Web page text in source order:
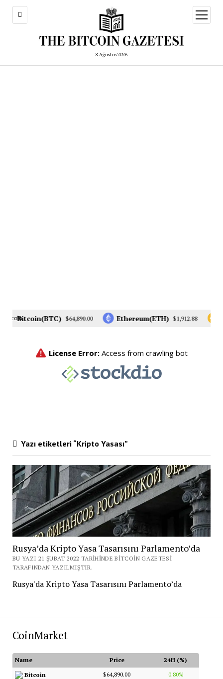
8 Ağustos 2026
aç
Bitcoin(BTC) $64,890.00 Ethereum(ETH) $1,912.88
CoinMarket
Name Price
24H (%)
Bitcoin
$64,890.00 0.80%
Yazı etiketleri “Kripto Yasası”
Rusya’da Kripto Yasa Tasarısını Parlamento’da
BU YAZI 21 ŞUBAT 2022 TARIHINDE BITCOIN GAZETESI
TARAFINDAN YAZILMIŞTIR.
Rusya'da Kripto Yasa Tasarısını Parlamento’da